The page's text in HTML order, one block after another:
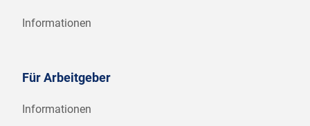
Informationen
Für Arbeitgeber
Informationen